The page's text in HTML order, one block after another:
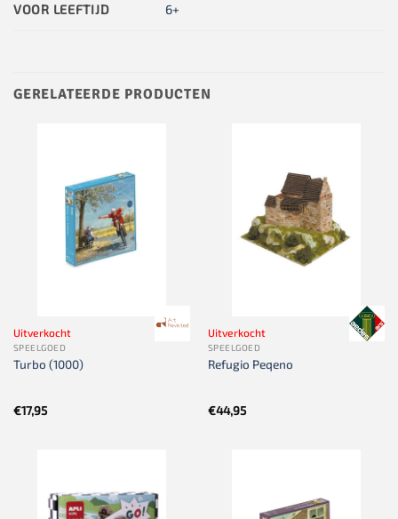
VOOR LEEFTIJD 6+
GERELATEERDE PRODUCTEN
Uitverkocht
SPEELGOED
Turbo (1000)
€17,95
Uitverkocht
SPEELGOED
Refugio Peqeno
€44,95